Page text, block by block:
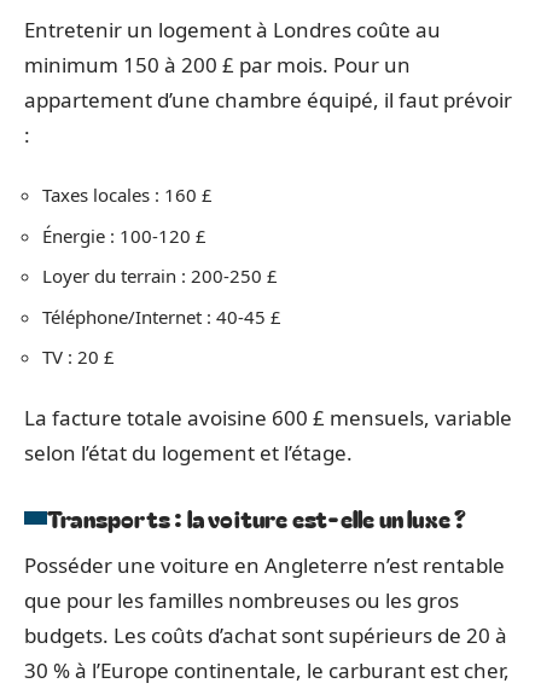
Entretenir un logement à Londres coûte au
minimum 150 à 200 £ par mois. Pour un
appartement d’une chambre équipé, il faut prévoir
:
Taxes locales : 160 £
Énergie : 100-120 £
Loyer du terrain : 200-250 £
Téléphone/Internet : 40-45 £
TV : 20 £
La facture totale avoisine 600 £ mensuels, variable
selon l’état du logement et l’étage.
Transports : la voiture est-elle un luxe ?
Posséder une voiture en Angleterre n’est rentable
que pour les familles nombreuses ou les gros
budgets. Les coûts d’achat sont supérieurs de 20 à
30 % à l’Europe continentale, le carburant est cher,